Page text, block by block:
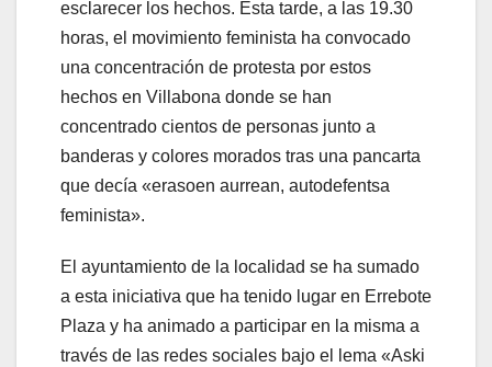
esclarecer los hechos. Esta tarde, a las 19.30
horas, el movimiento feminista ha convocado
una concentración de protesta por estos
hechos en Villabona donde se han
concentrado cientos de personas junto a
banderas y colores morados tras una pancarta
que decía «erasoen aurrean, autodefentsa
feminista».
El ayuntamiento de la localidad se ha sumado
a esta iniciativa que ha tenido lugar en Errebote
Plaza y ha animado a participar en la misma a
través de las redes sociales bajo el lema «Aski